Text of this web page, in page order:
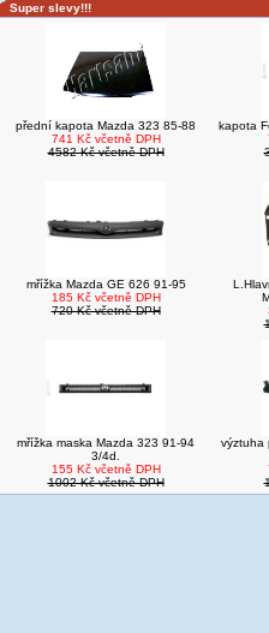
Super slevy!!!
přední kapota Mazda 323 85-88
741 Kč včetně DPH
4582 Kč včetně DPH
kapota
mřížka Mazda GE 626 91-95
185 Kč včetně DPH
720 Kč včetně DPH
mřížka maska Mazda 323 91-94
3/4d.
155 Kč včetně DPH
1002 Kč včetně DPH
výztuha